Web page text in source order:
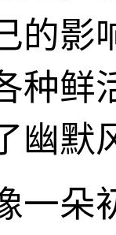
的影
种鲜
幽
一朵